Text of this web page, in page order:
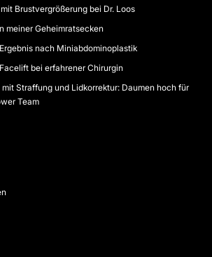
Brustvergrößerung bei Dr. Loos
meiner Geheimratsecken
nach Miniabdominoplastik
bei erfahrener Chirurgin
Straffung und Lidkorrektur: Daumen hoch für
Team